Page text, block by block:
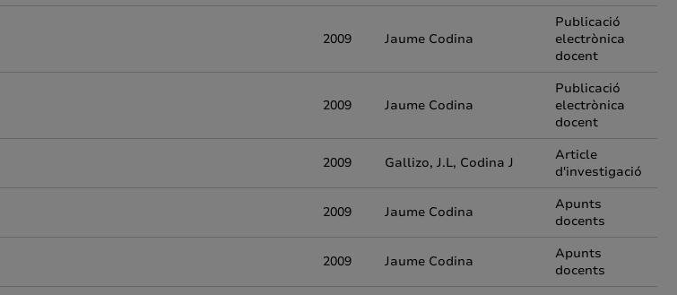
2009 Jaume Codina
Publicació
electrònica
docent
2009 Jaume Codina
Publicació
electrònica
docent
2009 Gallizo, J.L, Codina J
Article
d'investigació
2009 Jaume Codina
Apunts
docents
2009 Jaume Codina
Apunts
docents